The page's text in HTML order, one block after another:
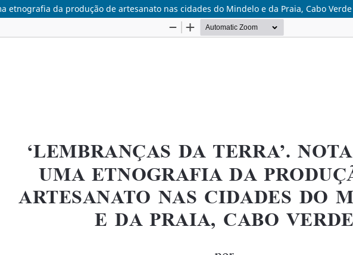
etnografia da produção de artesanato nas cidades do Mindelo e da Praia, Cabo Verde